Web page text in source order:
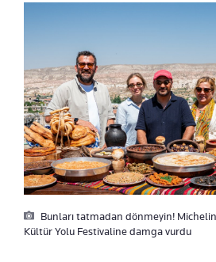
Bunları tatmadan dönmeyin! Michelin
Kültür Yolu Festivaline damga vurdu